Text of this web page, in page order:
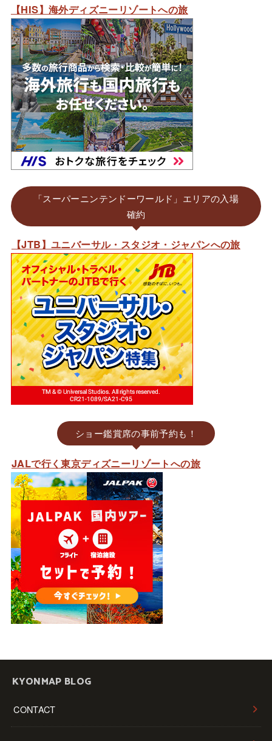
【HIS】海外ディズニーリゾートへの旅
「スーパーニンテンドーワールド」エリアの入場
確約
【JTB】ユニバーサル・スタジオ・ジャパンへの旅
ショー鑑賞席の事前予約も！
JALで行く東京ディズニーリゾートへの旅
KYONMAP BLOG
CONTACT